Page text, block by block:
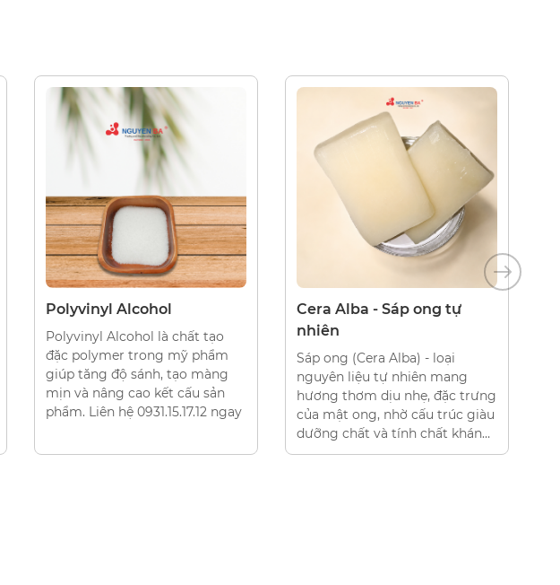
Cera Alba - Sáp ong tự
nhiên
Sáp ong (Cera Alba) - loại
nguyên liệu tự nhiên mang
hương thơm dịu nhẹ, đặc trưng
của mật ong, nhờ cấu trúc giàu
khuẩn tự nhiên, sáp ong được
Viscomer P6
Viscomer P6là hoạt chất tạo
đặc và điều chỉnh độ nhớt cho
gel, kem và lotion mỹ phẩm ổn
định kết cấu. Liên hệ
0931.15.17.12 ngay.